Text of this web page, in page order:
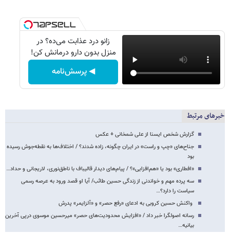
زانو درد عذابت می‌ده؟ در
منزل بدون دارو درمانش کن!
◀ پرسش‌نامه
خبرهای مرتبط
گزارش شخص ایسنا از علی شمخانی + عکس
جناح‌های «چپ و راست» در ایران چگونه، زاده شدند؟ / اختلاف‌ها به نقطه‌جوش رسیده
بود
«افطاری» بود یا «هم‌افزایی»؟ / پیام‌های دیدار قالیباف با ناطق‌نوری، لاریجانی و حداد…
سه پرده مهم و خواندنی از زندگی حسین طائب/ آیا او قصد ورود به عرصه رسمی
سیاست را دارد؟…
واکنش حسین کروبی به ادعای «رفع حصر» و «آلزایمر» پدرش
رسانه اصولگرا خبر داد / «افزایش محدودیت‌های حصر» میرحسین موسوی درپی آخرین
بیانیه…